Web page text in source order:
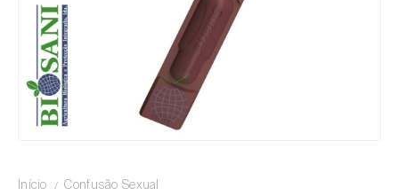
Início Confusão Sexual